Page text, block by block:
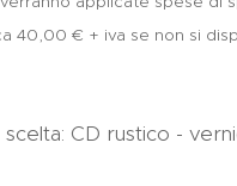
40,00 € + iva se non si
CD rustico -